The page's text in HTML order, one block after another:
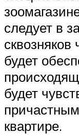
следует в
сквозняков
будет
будет
квартире.